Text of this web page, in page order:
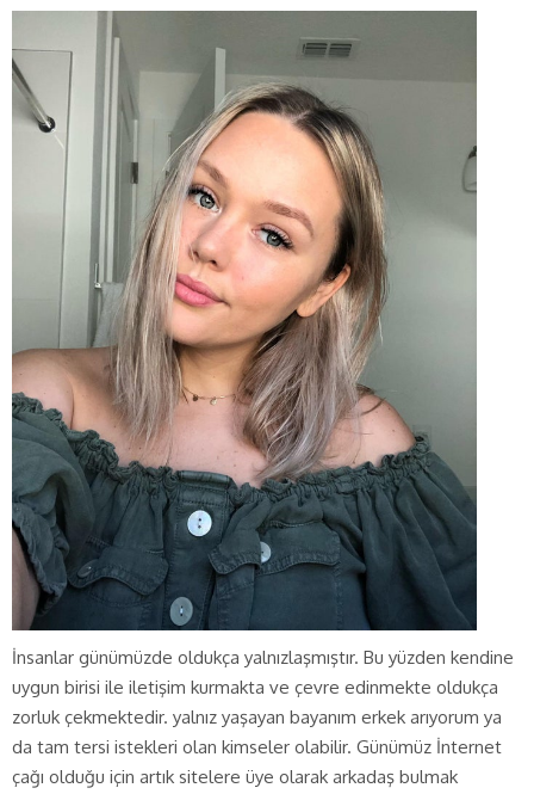
İnsanlar günümüzde oldukça yalnızlaşmıştır. Bu yüzden kendine
uygun birisi ile iletişim kurmakta ve çevre edinmekte oldukça
zorluk çekmektedir. yalnız yaşayan bayanım erkek arıyorum ya
da tam tersi istekleri olan kimseler olabilir. Günümüz İnternet
çağı olduğu için artık sitelere üye olarak arkadaş bulmak